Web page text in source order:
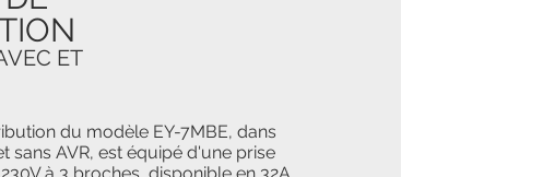
ET
du modèle EY-7MBE, dans
sans AVR, est équipé d'une prise